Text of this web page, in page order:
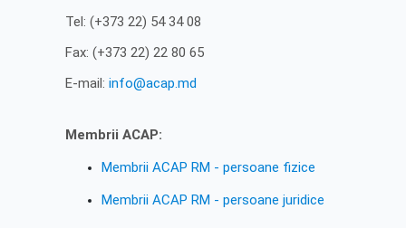
Tel: (+373 22) 54 34 08
Fax: (+373 22) 22 80 65
E-mail: info@acap.md
Membrii ACAP:
Membrii ACAP RM - persoane fizice
Membrii ACAP RM - persoane juridice